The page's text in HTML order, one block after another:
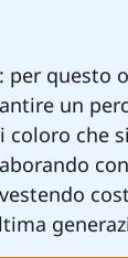
: per questo
un
coloro che